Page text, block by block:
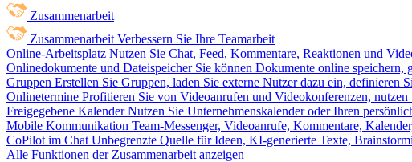
Zusammenarbeit
Zusammenarbeit Verbessern Sie Ihre Teamarbeit
Online-Arbeitsplatz Nutzen Sie Chat, Feed, Kommentare, Reaktionen und
Onlinedokumente und Dateispeicher Sie können Dokumente online speichern,
Gruppen Erstellen Sie Gruppen, laden Sie externe Nutzer dazu ein, definieren
Onlinetermine Profitieren Sie von Videoanrufen und Videokonferenzen,
Freigegebene Kalender Nutzen Sie Unternehmenskalender oder Ihren
Mobile Kommunikation Team-Messenger, Videoanrufe, Kommentare,
CoPilot im Chat Unbegrenzte Quelle für Ideen, KI-generierte Texte,
Alle Funktionen der Zusammenarbeit anzeigen